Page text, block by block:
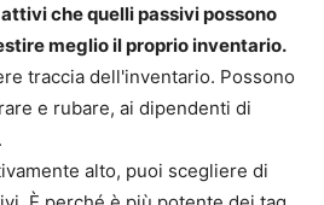
attivi che quelli passivi possono
meglio il proprio inventario.
traccia dell'inventario. Possono
e rubare, ai dipendenti di
alto, puoi scegliere di